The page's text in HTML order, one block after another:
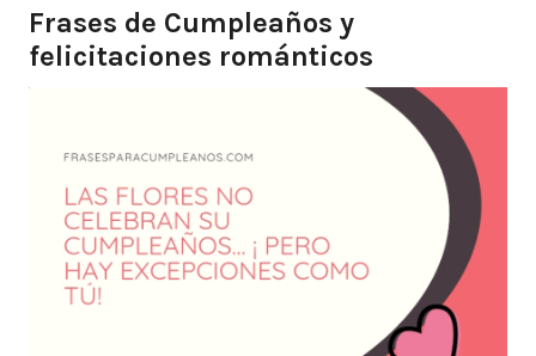
Frases de Cumpleaños y
felicitaciones románticos